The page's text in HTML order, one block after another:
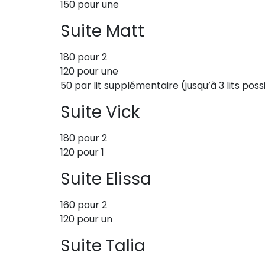
150 pour une
Suite Matt
180 pour 2
120 pour une
50 par lit supplémentaire (jusqu’à 3 lits
Suite Vick
180 pour 2
120 pour 1
Suite Elissa
160 pour 2
120 pour un
Suite Talia